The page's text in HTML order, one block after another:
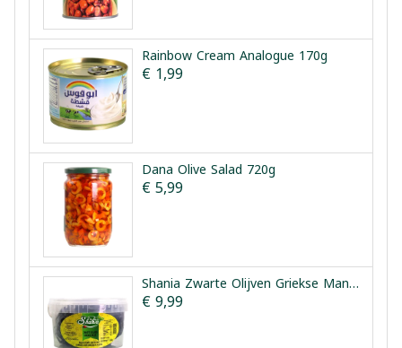
Rainbow Cream Analogue 170g
€ 1,99
Dana Olive Salad 720g
€ 5,99
Shania Zwarte Olijven Griekse Manier 1.5kg
€ 9,99